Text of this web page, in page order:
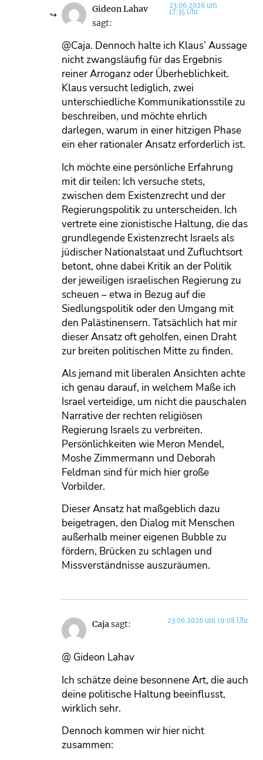
Gideon Lahav
sagt:
23.06.2026 um
17:35 Uhr
@Caja. Dennoch halte ich Klaus’ Aussage
nicht zwangsläufig für das Ergebnis
reiner Arroganz oder Überheblichkeit.
Klaus versucht lediglich, zwei
unterschiedliche Kommunikationsstile zu
beschreiben, und möchte ehrlich
darlegen, warum in einer hitzigen Phase
ein eher rationaler Ansatz erforderlich ist.
Ich möchte eine persönliche Erfahrung
mit dir teilen: Ich versuche stets,
zwischen dem Existenzrecht und der
Regierungspolitik zu unterscheiden. Ich
vertrete eine zionistische Haltung, die das
grundlegende Existenzrecht Israels als
jüdischer Nationalstaat und Zufluchtsort
betont, ohne dabei Kritik an der Politik
der jeweiligen israelischen Regierung zu
scheuen – etwa in Bezug auf die
Siedlungspolitik oder den Umgang mit
den Palästinensern. Tatsächlich hat mir
dieser Ansatz oft geholfen, einen Draht
zur breiten politischen Mitte zu finden.
Als jemand mit liberalen Ansichten achte
ich genau darauf, in welchem Maße ich
Israel verteidige, um nicht die pauschalen
Narrative der rechten religiösen
Regierung Israels zu verbreiten.
Persönlichkeiten wie Meron Mendel,
Moshe Zimmermann und Deborah
Feldman sind für mich hier große
Vorbilder.
Dieser Ansatz hat maßgeblich dazu
beigetragen, den Dialog mit Menschen
außerhalb meiner eigenen Bubble zu
fördern, Brücken zu schlagen und
Missverständnisse auszuräumen.
Cajasagt: 23.06.2026 um 19:08 Uhr
@ Gideon Lahav
Ich schätze deine besonnene Art, die auch
deine politische Haltung beeinflusst,
wirklich sehr.
Dennoch kommen wir hier nicht
zusammen: